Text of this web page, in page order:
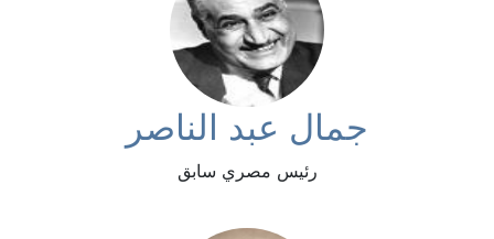
جمال عبد الناصر
رئيس مصري سابق